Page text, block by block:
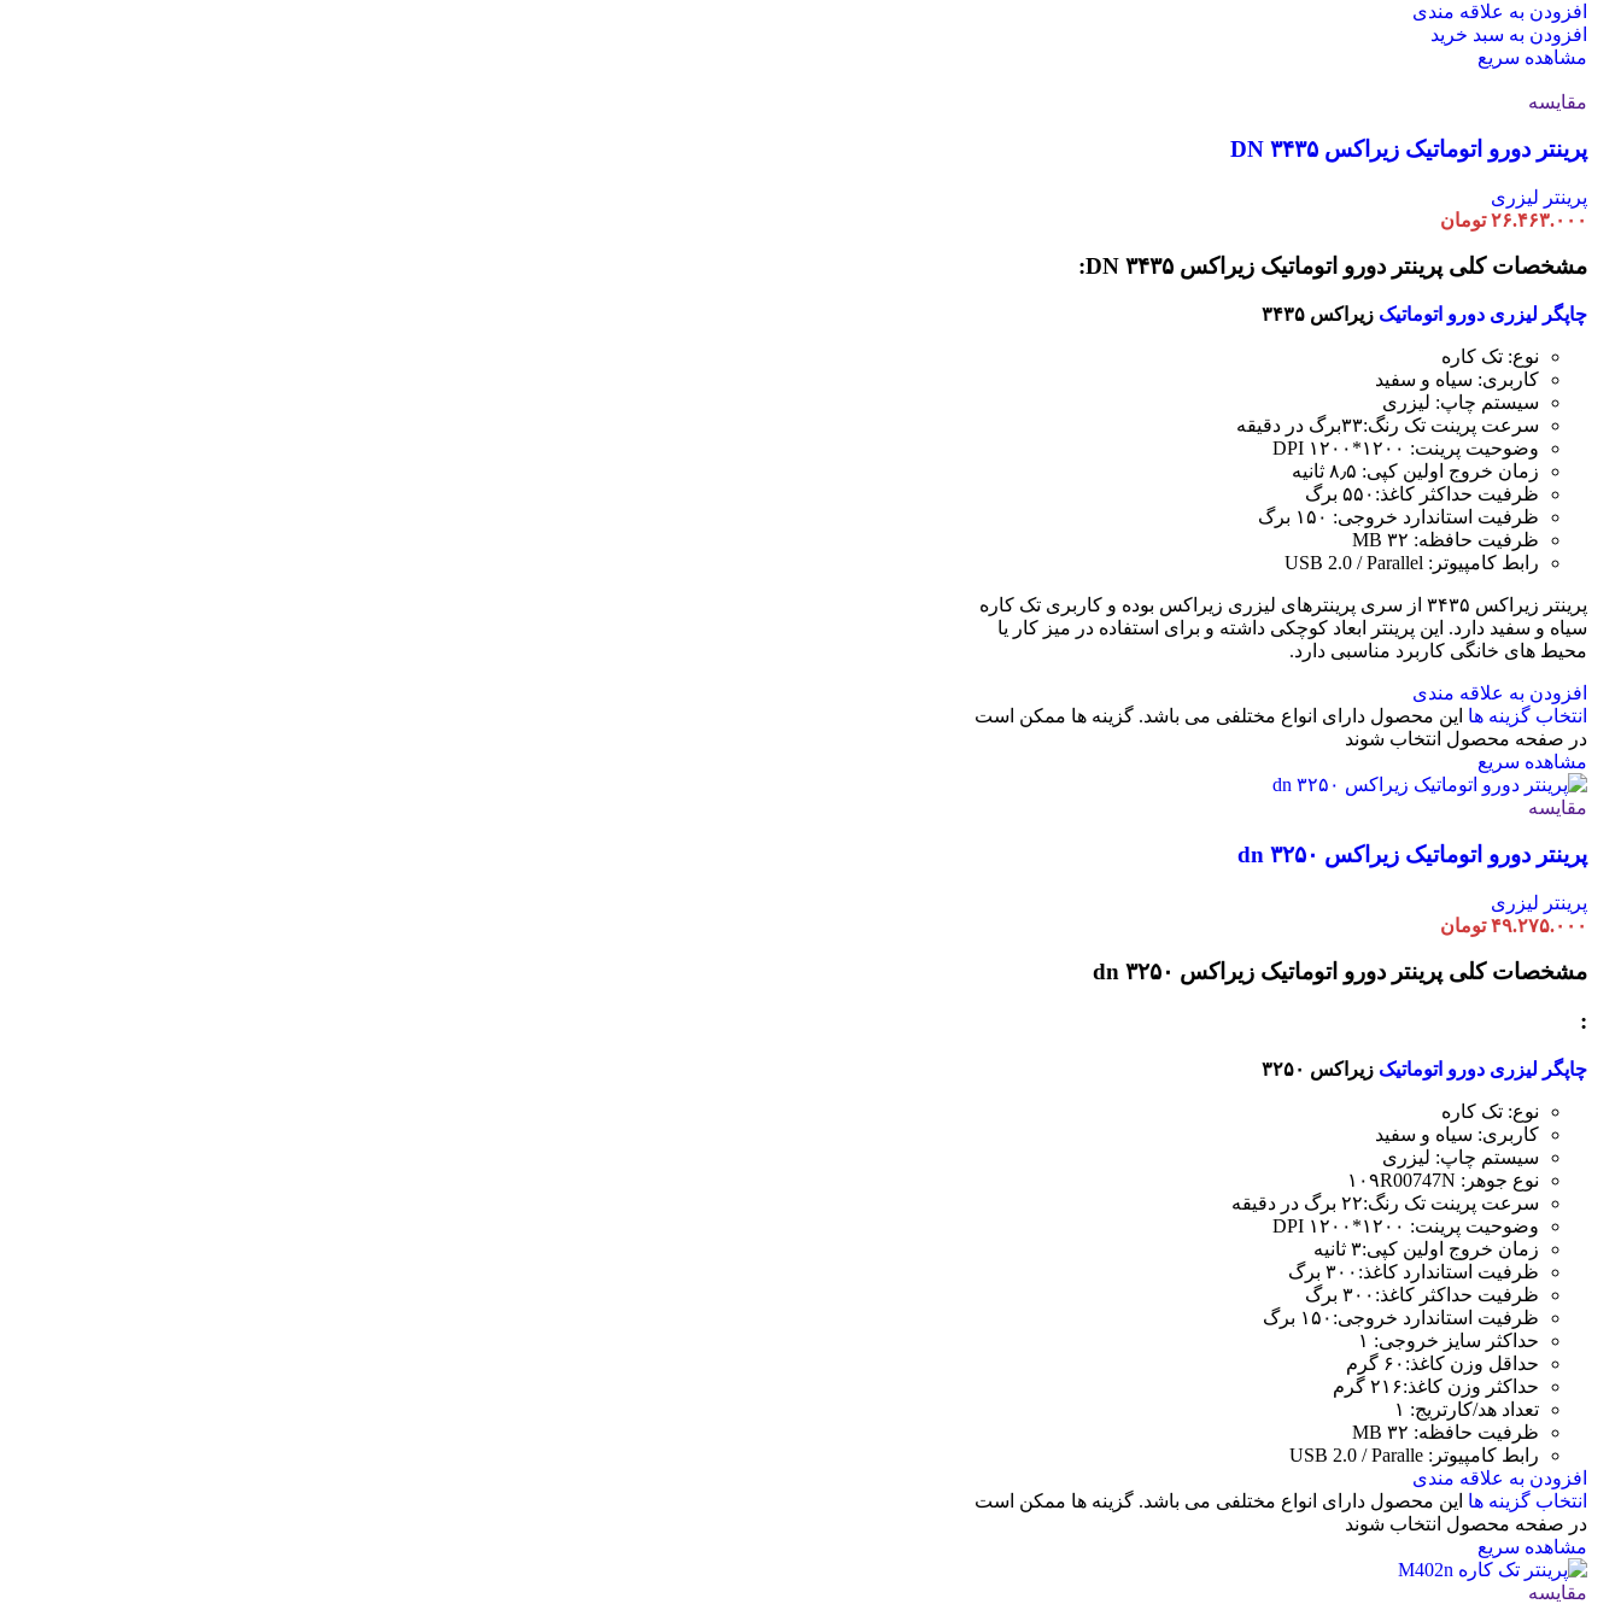
افزودن به علاقه مندی
افزودن به سبد خرید
مشاهده سریع
مقایسه
پرینتر دورو اتوماتیک زیراکس DN ۳۴۳۵
پرینتر لیزری
۲۶.۴۶۳.۰۰۰ تومان
مشخصات کلی پرینتر دورو اتوماتیک زیراکس DN ۳۴۳۵:
چاپگر لیزری دورو اتوماتیک زیراکس ۳۴۳۵
نوع: تک کاره
کاربری: سیاه و سفید
سیستم چاپ: لیزری
سرعت پرینت تک رنگ:۳۳برگ در دقیقه
وضوحیت پرینت: ۱۲۰۰*۱۲۰۰ DPI
زمان خروج اولین کپی: ۸٫۵ ثانیه
ظرفیت حداکثر کاغذ:۵۵۰ برگ
ظرفیت استاندارد خروجی: ۱۵۰ برگ
ظرفیت حافظه: ۳۲ MB
رابط کامپیوتر: USB 2.0 / Parallel
پرینتر زیراکس ۳۴۳۵ از سری پرینترهای لیزری زیراکس بوده و کاربری تک کاره
سیاه و سفید دارد. این پرینتر ابعاد کوچکی داشته و برای استفاده در میز کار یا
محیط های خانگی کاربرد مناسبی دارد.
افزودن به علاقه مندی
انتخاب گزینه ها این محصول دارای انواع مختلفی می باشد. گزینه ها ممکن است
در صفحه محصول انتخاب شوند
مشاهده سریع
مقایسه
پرینتر دورو اتوماتیک زیراکس dn ۳۲۵۰
پرینتر لیزری
۴۹.۲۷۵.۰۰۰ تومان
مشخصات کلی پرینتر دورو اتوماتیک زیراکس dn ۳۲۵۰
:
چاپگر لیزری دورو اتوماتیک زیراکس ۳۲۵۰
نوع: تک کاره
کاربری: سیاه و سفید
سیستم چاپ: لیزری
نوع جوهر: ۱۰۹R00747N
سرعت پرینت تک رنگ:۲۲ برگ در دقیقه
وضوحیت پرینت: ۱۲۰۰*۱۲۰۰ DPI
زمان خروج اولین کپی:۳ ثانیه
ظرفیت استاندارد کاغذ:۳۰۰ برگ
ظرفیت حداکثر کاغذ:۳۰۰ برگ
ظرفیت استاندارد خروجی:۱۵۰ برگ
حداکثر سایز خروجی: ۱
حداقل وزن کاغذ:۶۰ گرم
حداکثر وزن کاغذ:۲۱۶ گرم
تعداد هد/کارتریج: ۱
ظرفیت حافظه: ۳۲ MB
رابط کامپیوتر: USB 2.0 / Paralle
افزودن به علاقه مندی
انتخاب گزینه ها این محصول دارای انواع مختلفی می باشد. گزینه ها ممکن است
در صفحه محصول انتخاب شوند
مشاهده سریع
مقایسه